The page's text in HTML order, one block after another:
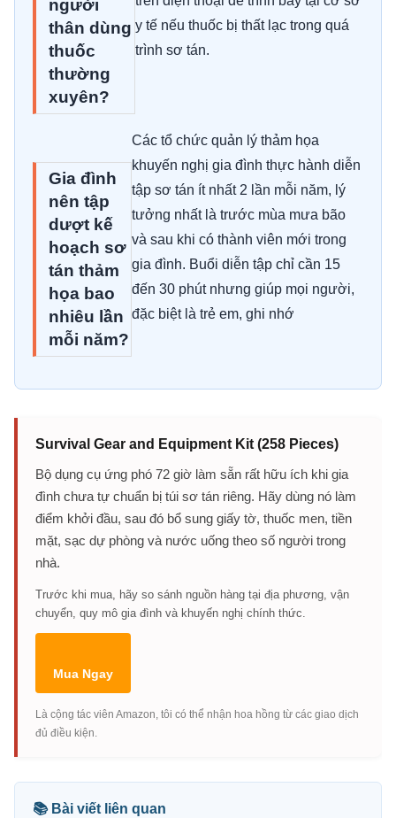
người
thân dùng
thuốc
thường
xuyên?
y tế nếu thuốc bị thất lạc trong quá
trình sơ tán.
Gia đình
nên tập
dượt kế
hoạch sơ
tán thảm
họa bao
nhiêu lần
mỗi năm?
Các tổ chức quản lý thảm họa
khuyến nghị gia đình thực hành diễn
tập sơ tán ít nhất 2 lần mỗi năm, lý
tưởng nhất là trước mùa mưa bão
và sau khi có thành viên mới trong
gia đình. Buổi diễn tập chỉ cần 15
đến 30 phút nhưng giúp mọi người,
đặc biệt là trẻ em, ghi nhớ
Survival Gear and Equipment Kit (258 Pieces)
Bộ dụng cụ ứng phó 72 giờ làm sẵn rất hữu ích khi gia
đình chưa tự chuẩn bị túi sơ tán riêng. Hãy dùng nó làm
điểm khởi đầu, sau đó bổ sung giấy tờ, thuốc men, tiền
mặt, sạc dự phòng và nước uống theo số người trong
nhà.
Trước khi mua, hãy so sánh nguồn hàng tại địa phương, vận
chuyển, quy mô gia đình và khuyến nghị chính thức.
Mua Ngay
Là cộng tác viên Amazon, tôi có thể nhận hoa hồng từ các giao dịch
đủ điều kiện.
📚 Bài viết liên quan